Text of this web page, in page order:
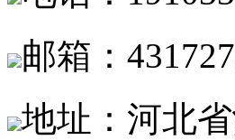
邮箱：
地址：河北